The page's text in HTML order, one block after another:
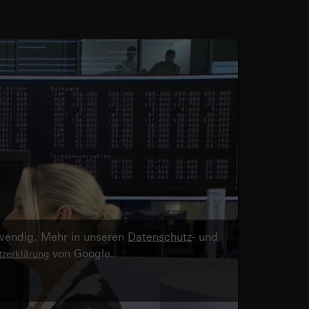
Mehr in unseren Datenschutz- und
von Google.